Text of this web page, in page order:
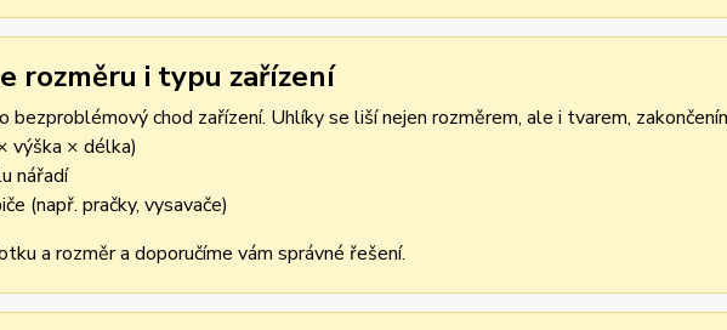
rozměru i typu zařízení
bezproblémový chod zařízení. Uhlíky se liší nejen rozměrem, ale i tvarem,
výška × délka)
nářadí
(např. pračky, vysavače)
a rozměr a doporučíme vám správné řešení.